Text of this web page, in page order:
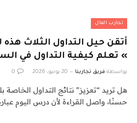
تجارب المال
أتقن حيل التداول الثلاث
» تعلم كيفية التداول في
بواسطة فريق تجاربنا 20 يونيو، 2026 0
هل تريد “تعزيز” نتائج التداول
حسنًا، واصل القراءة لأن درس اليوم